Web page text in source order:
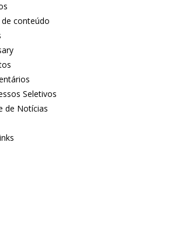
de conteúdo
Seletivos
de Notícias